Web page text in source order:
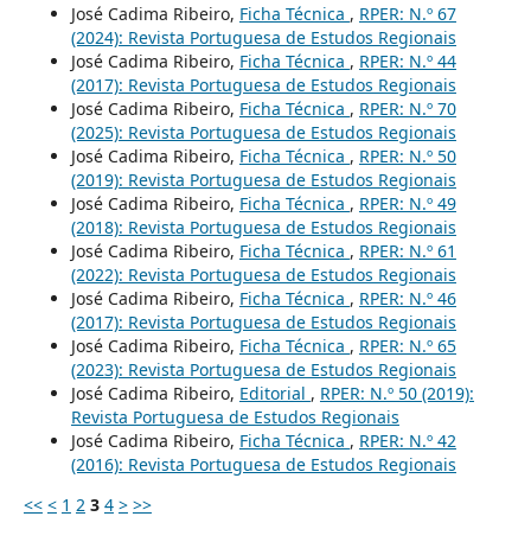
José Cadima Ribeiro, Ficha Técnica , RPER: N.º 67
(2024): Revista Portuguesa de Estudos Regionais
José Cadima Ribeiro, Ficha Técnica , RPER: N.º 44
(2017): Revista Portuguesa de Estudos Regionais
José Cadima Ribeiro, Ficha Técnica , RPER: N.º 70
(2025): Revista Portuguesa de Estudos Regionais
José Cadima Ribeiro, Ficha Técnica , RPER: N.º 50
(2019): Revista Portuguesa de Estudos Regionais
José Cadima Ribeiro, Ficha Técnica , RPER: N.º 49
(2018): Revista Portuguesa de Estudos Regionais
José Cadima Ribeiro, Ficha Técnica , RPER: N.º 61
(2022): Revista Portuguesa de Estudos Regionais
José Cadima Ribeiro, Ficha Técnica , RPER: N.º 46
(2017): Revista Portuguesa de Estudos Regionais
José Cadima Ribeiro, Ficha Técnica , RPER: N.º 65
(2023): Revista Portuguesa de Estudos Regionais
José Cadima Ribeiro, Editorial , RPER: N.º 50 (2019):
Revista Portuguesa de Estudos Regionais
José Cadima Ribeiro, Ficha Técnica , RPER: N.º 42
(2016): Revista Portuguesa de Estudos Regionais
<< < 1 2 3 4 > >>